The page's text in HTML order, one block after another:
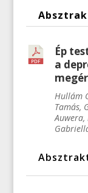
Ép
a
Hullám
Tamás,